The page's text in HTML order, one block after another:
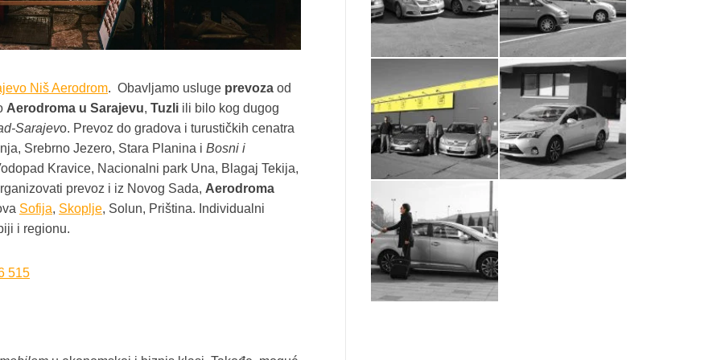
Niš Aerodrom. Obavljamo usluge prevoza od
Aerodroma u Sarajevu, Tuzli ili bilo kog dugog
Sarajevo. Prevoz do gradova i turustičkih cenatra
Srebrno Jezero, Stara Planina i Bosni i
Kravice, Nacionalni park Una, Blagaj Tekija,
prevoz i iz Novog Sada, Aerodroma
Sofija, Skoplje, Solun, Priština. Individualni
i regionu.
515